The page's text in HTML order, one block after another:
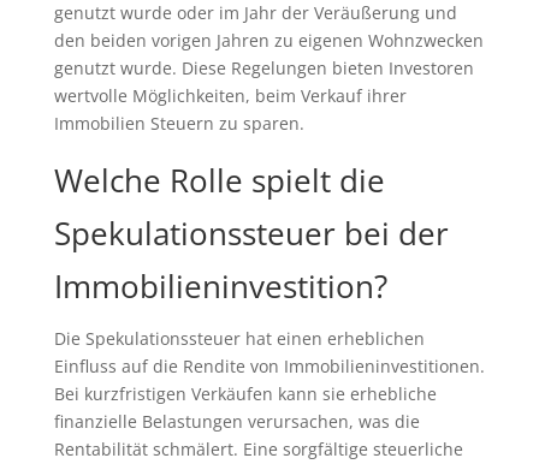
genutzt wurde oder im Jahr der Veräußerung und
den beiden vorigen Jahren zu eigenen Wohnzwecken
genutzt wurde. Diese Regelungen bieten Investoren
wertvolle Möglichkeiten, beim Verkauf ihrer
Immobilien Steuern zu sparen.
Welche Rolle spielt die
Spekulationssteuer bei der
Immobilieninvestition?
Die Spekulationssteuer hat einen erheblichen
Einfluss auf die Rendite von Immobilieninvestitionen.
Bei kurzfristigen Verkäufen kann sie erhebliche
finanzielle Belastungen verursachen, was die
Rentabilität schmälert. Eine sorgfältige steuerliche